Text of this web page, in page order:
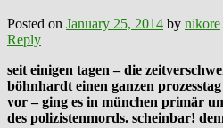
Posted on January 25, 2014 by nikore
Reply
seit einigen tagen – die
böhnhardt einen ganzen
vor – ging es in münchen primär
des polizistenmords. scheinbar!